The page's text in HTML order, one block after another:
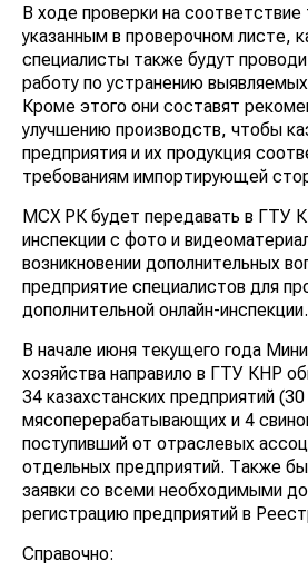
В ходе проверки на соответствие
указанным в проверочном листе,
специалисты также будут
работу по устранению
Кроме этого они составят
улучшению производств, чтобы
предприятия и их продукция
требованиям импортирующей
МСХ РК будет передавать в ГТУ
инспекции с фото и
возникновении дополнительных
предприятие специалистов для
дополнительной онлайн-инспекции.
В начале июня текущего года
хозяйства направило в ГТУ КНР
34 казахстанских предприятий (30
мясоперерабатывающих и 4
поступивший от отраслевых
отдельных предприятий. Также
заявки со всеми необходимыми
регистрацию предприятий в
Справочно: